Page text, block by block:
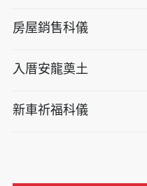
房屋銷售科儀
入厝安龍奠土
新車祈福科儀